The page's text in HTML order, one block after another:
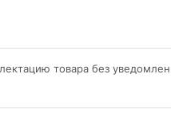
товара без